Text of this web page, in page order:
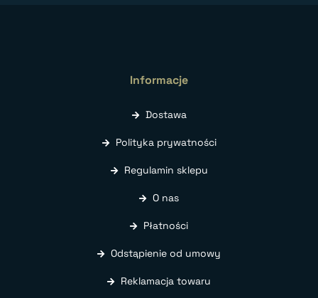
Informacje
Dostawa
Polityka prywatności
Regulamin sklepu
O nas
Płatności
Odstąpienie od umowy
Reklamacja towaru